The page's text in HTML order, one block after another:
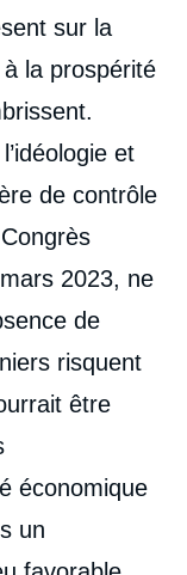
sur la
la prospérité
et
de contrôle
Congrès
2023, ne
de
risquent
être
économique
un